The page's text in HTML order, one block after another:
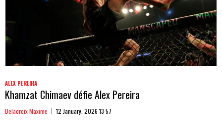
ALEX PEREIRA
Khamzat Chimaev défie Alex Pereira
Delacroix Maxime 12 January, 2026 13:57